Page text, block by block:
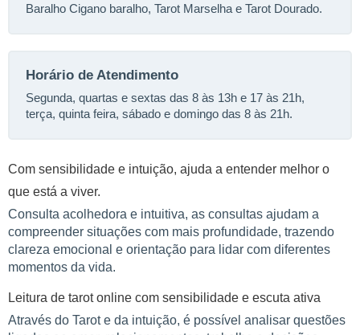
Baralho Cigano baralho, Tarot Marselha e Tarot Dourado.
Horário de Atendimento
Segunda, quartas e sextas das 8 às 13h e 17 às 21h,
terça, quinta feira, sábado e domingo das 8 às 21h.
Com sensibilidade e intuição, ajuda a entender melhor o
que está a viver.
Consulta acolhedora e intuitiva, as consultas ajudam a
compreender situações com mais profundidade, trazendo
clareza emocional e orientação para lidar com diferentes
momentos da vida.
Leitura de tarot online com sensibilidade e escuta ativa
Através do Tarot e da intuição, é possível analisar questões